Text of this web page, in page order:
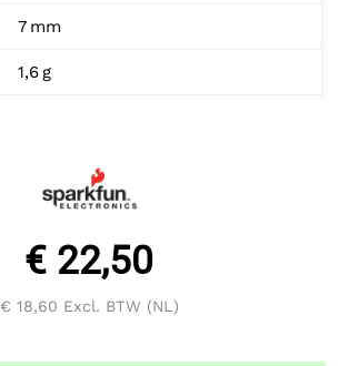
7 mm
1,6 g
€ 22,50
€ 18,60 Excl. BTW (NL)